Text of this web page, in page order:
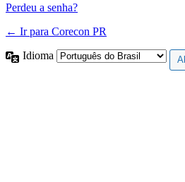
Perdeu a senha?
← Ir para Corecon PR
Idioma